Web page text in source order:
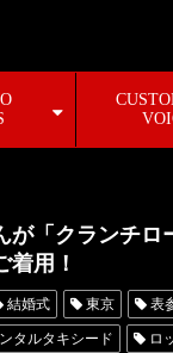
が「クランチ
着用！
結婚式 東京 表
タルタキシード ロ